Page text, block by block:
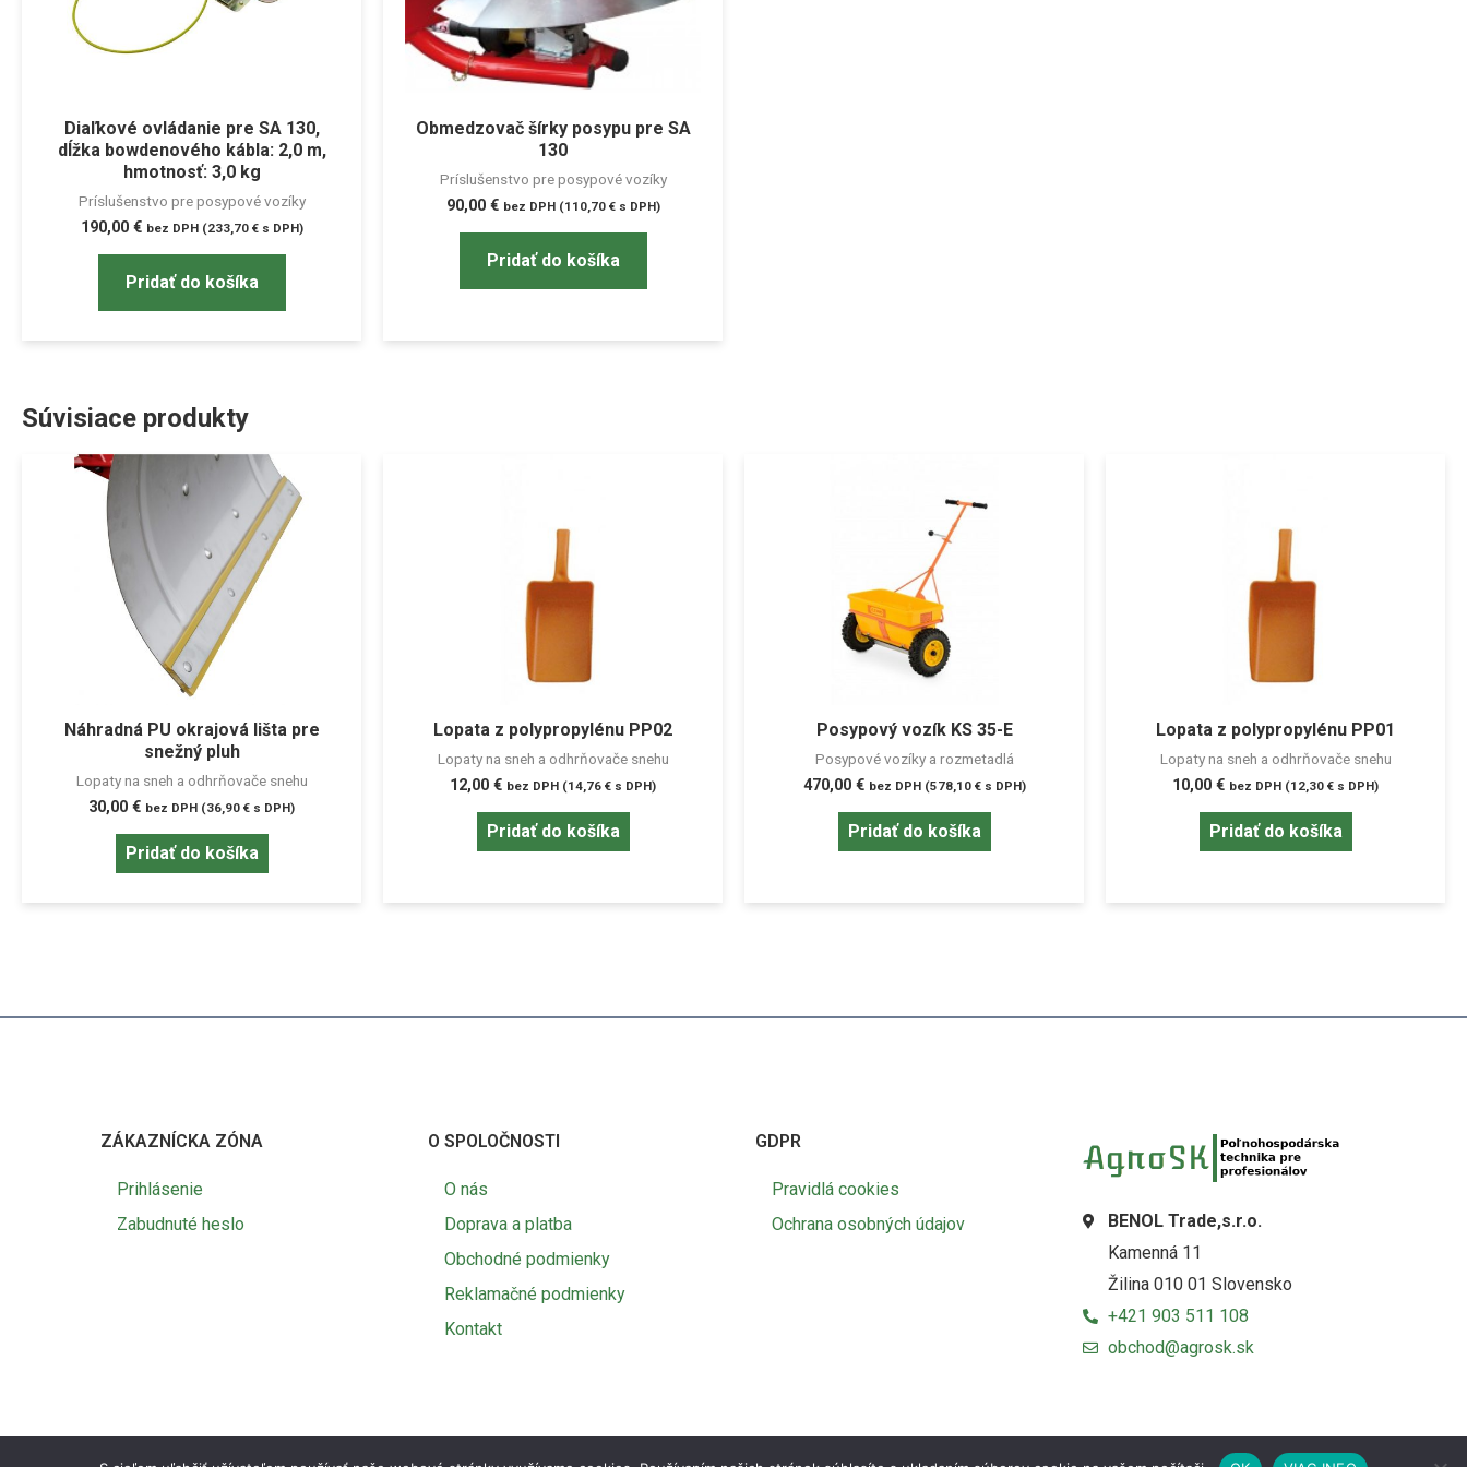
Diaľkové ovládanie pre SA 130,
dĺžka bowdenového kábla: 2,0 m,
hmotnosť: 3,0 kg
Príslušenstvo pre posypové vozíky
190,00 € bez DPH (233,70 €s DPH)
Pridať do košíka
Obmedzovač šírky posypu pre SA
130
Príslušenstvo pre posypové vozíky
90,00 € bez DPH (110,70 €s DPH)
Pridať do košíka
Súvisiace produkty
Náhradná PU okrajová lišta pre
snežný pluh
Lopaty na sneh a odhrňovače snehu
30,00 € bez DPH (36,90 € s DPH)
Pridať do košíka
Lopata z polypropylénu PP02
Lopaty na sneh a odhrňovače snehu
12,00 € bez DPH (14,76 € s DPH)
Pridať do košíka
Posypový vozík KS 35-E
Posypové vozíky a rozmetadlá
470,00 € bez DPH (578,10 €s DPH)
Pridať do košíka
Lopata z polypropylénu PP01
Lopaty na sneh a odhrňovače snehu
10,00 € bez DPH (12,30 € s DPH)
Pridať do košíka
ZÁKAZNÍCKA ZÓNA
Prihlásenie
Zabudnuté heslo
O SPOLOČNOSTI
O nás
Doprava a platba
Obchodné podmienky
Reklamačné podmienky
Kontakt
GDPR
Pravidlá cookies
Ochrana osobných údajov
BENOL Trade,s.r.o.
Kamenná 11
Žilina 010 01 Slovensko
+421 903 511 108
obchod@agrosk.sk